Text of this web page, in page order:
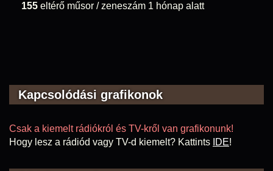
155 eltérő műsor / zeneszám 1 hónap alatt
Kapcsolódási grafikonok
Csak a kiemelt rádiókról és TV-kről van grafikonunk!
Hogy lesz a rádiód vagy TV-d kiemelt? Kattints IDE!